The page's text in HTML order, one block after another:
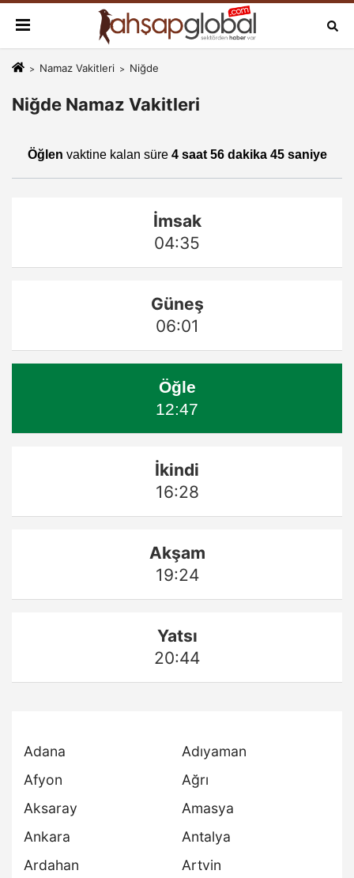
Namaz Vakitleri Niğde
Niğde Namaz Vakitleri
Öğlen vaktine kalan süre 4 saat 56 dakika 45 saniye
İmsak
04:35
Güneş
06:01
Öğle
12:47
İkindi
16:28
Akşam
19:24
Yatsı
20:44
Adana
Adıyaman
Afyon
Ağrı
Aksaray
Amasya
Ankara
Antalya
Ardahan
Artvin